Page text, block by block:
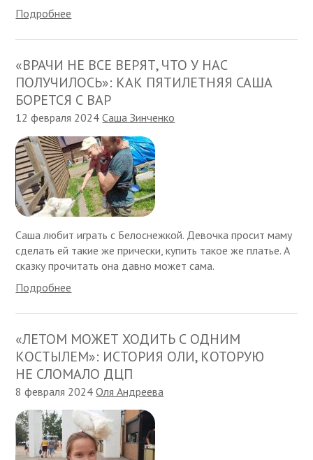
Подробнее
«ВРАЧИ НЕ ВСЕ ВЕРЯТ, ЧТО У НАС
ПОЛУЧИЛОСЬ»: КАК ПЯТИЛЕТНЯЯ САША
БОРЕТСЯ С ВАР
12 февраля 2024Саша Зинченко
Саша любит играть с Белоснежкой. Девочка просит маму
сделать ей такие же прически, купить такое же платье. А
сказку прочитать она давно может сама.
Подробнее
«ЛЕТОМ МОЖЕТ ХОДИТЬ С ОДНИМ
КОСТЫЛЕМ»: ИСТОРИЯ ОЛИ, КОТОРУЮ
НЕ СЛОМАЛО ДЦП
8 февраля 2024Оля Андреева